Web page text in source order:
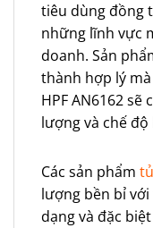
tiêu dùng đồng
những lĩnh vực
doanh. Sản
thành hợp lý
HPF AN6162
lượng và chế độ
Các sản phẩm
lượng bền bỉ
dạng và đặc